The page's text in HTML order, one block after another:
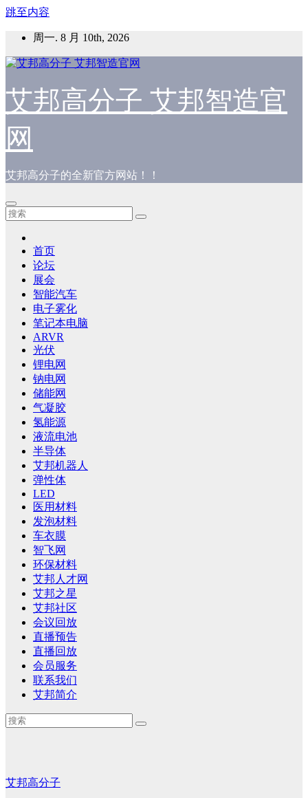
跳至内容
周一. 8 月 10th, 2026
艾邦高分子 艾邦智造官
网
艾邦高分子的全新官方网站！！
首页
论坛
展会
智能汽车
电子雾化
笔记本电脑
ARVR
光伏
锂电网
钠电网
储能网
气凝胶
氢能源
液流电池
半导体
艾邦机器人
弹性体
LED
医用材料
发泡材料
车衣膜
智飞网
环保材料
艾邦人才网
艾邦之星
艾邦社区
会议回放
直播预告
直播回放
会员服务
联系我们
艾邦简介
艾邦高分子